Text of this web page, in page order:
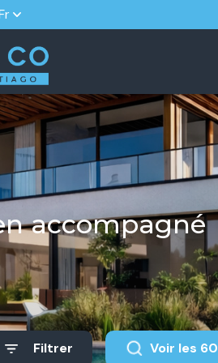
accompagné
Filtrer Voir les 60